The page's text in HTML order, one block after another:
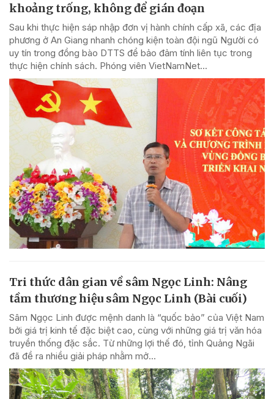
khoảng trống, không để gián đoạn
Sau khi thực hiện sáp nhập đơn vị hành chính cấp xã, các địa
phương ở An Giang nhanh chóng kiện toàn đội ngũ Người có
uy tín trong đồng bào DTTS để bảo đảm tính liên tục trong
thực hiện chính sách. Phóng viên VietNamNet...
Tri thức dân gian về sâm Ngọc Linh: Nâng
tầm thương hiệu sâm Ngọc Linh (Bài cuối)
Sâm Ngọc Linh được mệnh danh là “quốc bảo” của Việt Nam
bởi giá trị kinh tế đặc biệt cao, cùng với những giá trị văn hóa
truyền thống đặc sắc. Từ những lợi thế đó, tỉnh Quảng Ngãi
đã đề ra nhiều giải pháp nhằm mở...